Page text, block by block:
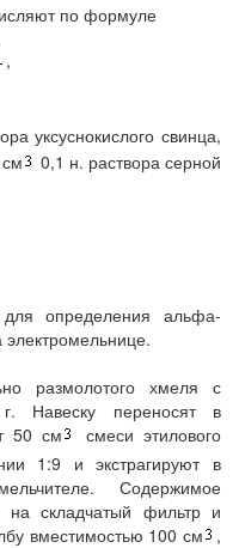
по формуле
,
уксуснокислого свинца,
0,1 н. раствора серной
определения альфа-
размолотого хмеля с
Навеску переносят в
50 см
смеси этилового
1:9 и экстрагируют в
Содержимое
на складчатый фильтр и
вместимостью 100 см
,